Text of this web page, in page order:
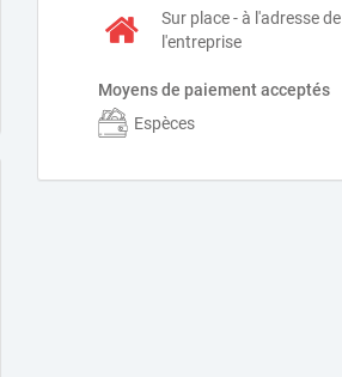
Sur place - à l'adresse de
l'entreprise
Moyens de paiement acceptés
Espèces